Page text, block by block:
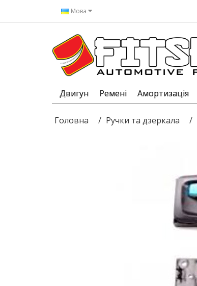
Мова
Двигун Ремені Амортизація
Головна Ручки та дзеркала